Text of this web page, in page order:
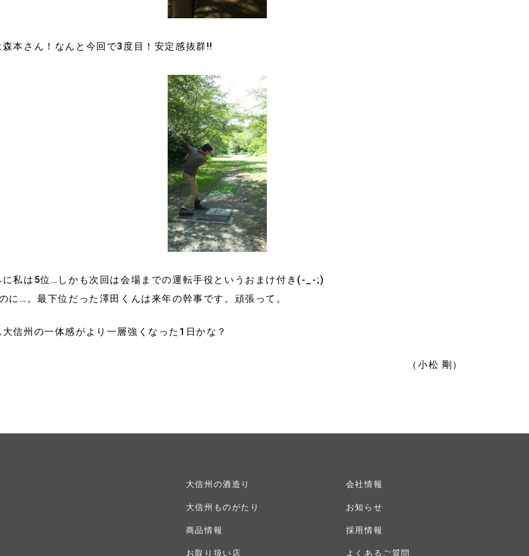
森本さん！なんと今回で3度目！安定感抜群!!
に私は5位…しかも次回は会場までの運転手役というおまけ付き(-_-;)
に…。最下位だった澤田くんは来年の幹事です。頑張って。
大信州の一体感がより一層強くなった1日かな？
（小松 剛）
大信州の酒造り
大信州ものがたり
商品情報
お取り扱い店
会社情報
お知らせ
採用情報
よくあるご質問